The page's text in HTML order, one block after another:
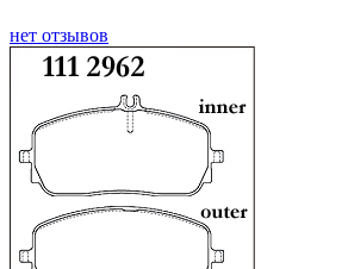
нет отзывов